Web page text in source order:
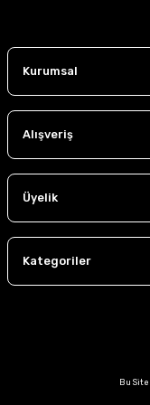
Kurumsal
Alışveriş
Üyelik
Kategoriler
Bu